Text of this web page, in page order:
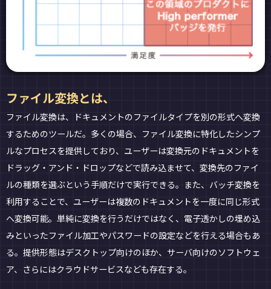
ファイル変換とは、
ファイル変換は、ドキュメントのファイルタイプを別の形式へ変換
するためのツールだ。多くの場合、ファイル変換に特化したシンプ
ルなプロセスを提供しており、ユーザーは変換元のドキュメントを
ドラッグ・アンド・ドロップなどで読み込ませて、変換先のファイ
ルの種類を選ぶという手順だけで実行できる。また、バッチ変換を
利用することで、ユーザーは複数のドキュメントを一度に同じ形式
へ変換可能。単純に変換を行うだけではなく、電子透かしの埋め込
みといったファイル加工やパスワードの設定などを行える場合もあ
る。提供形態はデスクトップ向けのほか、サーバ向けのソフトウェ
ア、さらにはクラウドサービスなども存在する。